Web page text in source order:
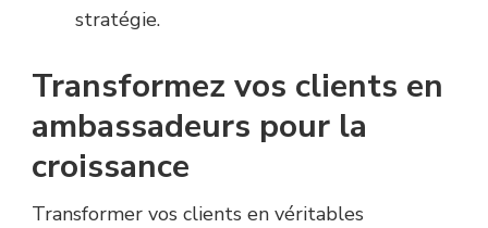
stratégie.
Transformez vos clients en
ambassadeurs pour la
croissance
Transformer vos clients en véritables